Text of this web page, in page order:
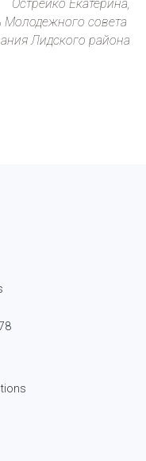
Острейко Екатерина,
Молодежного совета
Лидского района